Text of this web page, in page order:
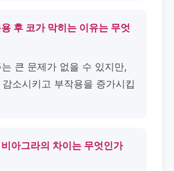
후 코가 막히는 이유는 무엇
큰 문제가 없을 수 있지만,
소시키고 부작용을 증가시킵
아그라의 차이는 무엇인가